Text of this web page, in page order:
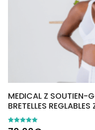
MEDICAL Z SOUTIEN-
BRETELLES
Note